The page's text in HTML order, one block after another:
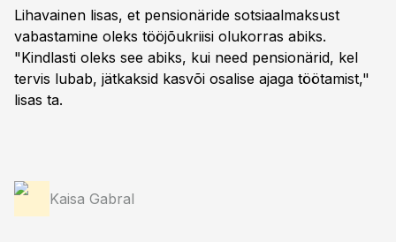
Lihavainen lisas, et pensionäride sotsiaalmaksust
vabastamine oleks tööjõukriisi olukorras abiks.
"Kindlasti oleks see abiks, kui need pensionärid, kel
tervis lubab, jätkaksid kasvõi osalise ajaga töötamist,"
lisas ta.
Kaisa Gabral